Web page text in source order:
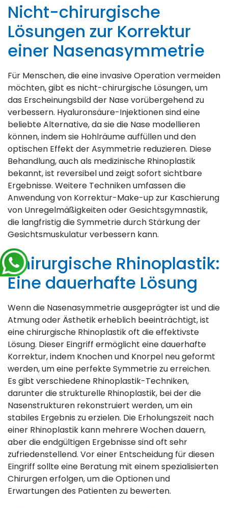
Nicht-chirurgische
Lösungen zur Korrektur
einer Nasenasymmetrie
Für Menschen, die eine invasive Operation vermeiden
möchten, gibt es nicht-chirurgische Lösungen, um
das Erscheinungsbild der Nase vorübergehend zu
verbessern. Hyaluronsäure-Injektionen sind eine
beliebte Alternative, da sie die Nase modellieren
können, indem sie Hohlräume auffüllen und den
optischen Effekt der Asymmetrie reduzieren. Diese
Behandlung, auch als medizinische Rhinoplastik
bekannt, ist reversibel und zeigt sofort sichtbare
Ergebnisse. Weitere Techniken umfassen die
Anwendung von Korrektur-Make-up zur Kaschierung
von Unregelmäßigkeiten oder Gesichtsgymnastik,
die langfristig die Symmetrie durch Stärkung der
Gesichtsmuskulatur verbessern kann.
Chirurgische Rhinoplastik:
Eine dauerhafte Lösung
Wenn die Nasenasymmetrie ausgeprägter ist und die
Atmung oder Ästhetik erheblich beeinträchtigt, ist
eine chirurgische Rhinoplastik oft die effektivste
Lösung. Dieser Eingriff ermöglicht eine dauerhafte
Korrektur, indem Knochen und Knorpel neu geformt
werden, um eine perfekte Symmetrie zu erreichen.
Es gibt verschiedene Rhinoplastik-Techniken,
darunter die strukturelle Rhinoplastik, bei der die
Nasenstrukturen rekonstruiert werden, um ein
stabiles Ergebnis zu erzielen. Die Erholungszeit nach
einer Rhinoplastik kann mehrere Wochen dauern,
aber die endgültigen Ergebnisse sind oft sehr
zufriedenstellend. Vor einer Entscheidung für diesen
Eingriff sollte eine Beratung mit einem spezialisierten
Chirurgen erfolgen, um die Optionen und
Erwartungen des Patienten zu bewerten.